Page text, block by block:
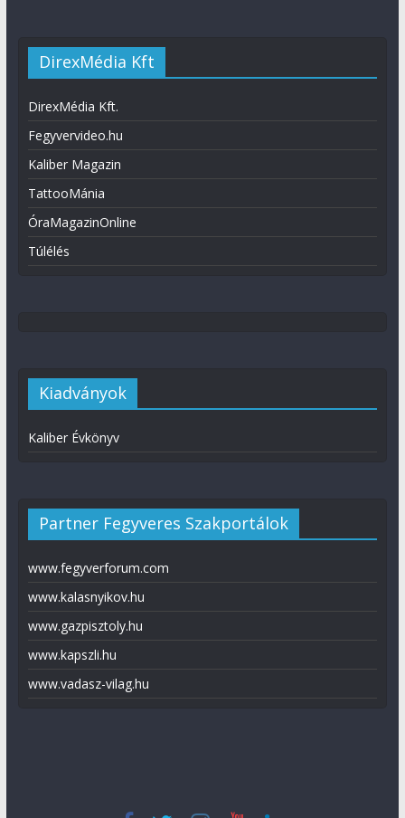
DirexMédia Kft
DirexMédia Kft.
Fegyvervideo.hu
Kaliber Magazin
TattooMánia
ÓraMagazinOnline
Túlélés
Kiadványok
Kaliber Évkönyv
Partner Fegyveres Szakportálok
www.fegyverforum.com
www.kalasnyikov.hu
www.gazpisztoly.hu
www.kapszli.hu
www.vadasz-vilag.hu